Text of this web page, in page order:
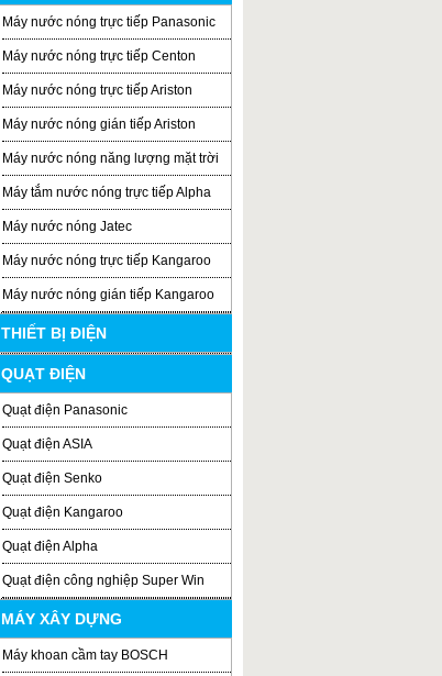
Máy nước nóng trực tiếp Panasonic
Máy nước nóng trực tiếp Centon
Máy nước nóng trực tiếp Ariston
Máy nước nóng gián tiếp Ariston
Máy nước nóng năng lượng mặt trời
Máy tắm nước nóng trực tiếp Alpha
Máy nước nóng Jatec
Máy nước nóng trực tiếp Kangaroo
Máy nước nóng gián tiếp Kangaroo
THIẾT BỊ ĐIỆN
QUẠT ĐIỆN
Quạt điện Panasonic
Quạt điện ASIA
Quạt điện Senko
Quạt điện Kangaroo
Quạt điện Alpha
Quạt điện công nghiệp Super Win
MÁY XÂY DỰNG
Máy khoan cầm tay BOSCH